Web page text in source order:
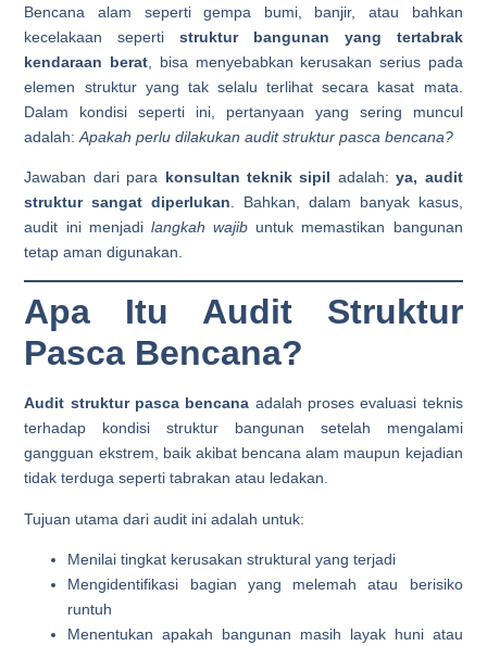
Bencana alam seperti gempa bumi, banjir, atau bahkan
kecelakaan sepertistruktur bangunan yang tertabrak
kendaraan berat , bisa menyebabkan kerusakan serius pada
elemen struktur yang tak selalu terlihat secara kasat mata.
Dalam kondisi seperti ini, pertanyaan yang sering muncul
adalah:Apakah perlu dilakukan audit struktur pasca bencana?
Jawaban dari para konsultan teknik sipil adalah:ya, audit
struktur sangat diperlukan . Bahkan, dalam banyak kasus,
audit ini menjadi langkah wajib untuk memastikan bangunan
tetap aman digunakan.
Apa Itu Audit Struktur
Pasca Bencana?
Audit struktur pasca bencana adalah proses evaluasi teknis
terhadap kondisi struktur bangunan setelah mengalami
gangguan ekstrem, baik akibat bencana alam maupun kejadian
tidak terduga seperti tabrakan atau ledakan.
Tujuan utama dari audit ini adalah untuk:
Menilai tingkat kerusakan struktural yang terjadi
Mengidentifikasi bagian yang melemah atau berisiko
runtuh
Menentukan apakah bangunan masih layak huni atau